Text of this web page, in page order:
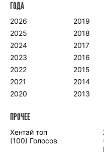
2023
2022
2021
2020
2019
2018
2017
2016
2013
2012
2011
2010
2009
2008
ПРОЧЕЕ
Аниме фильмы
ГОДА
2026
2025
2024
2023
2022
2021
2020
2019
2018
2017
2016
2015
2014
2013
ПРОЧЕЕ
Хентай топ
(100) Голосов